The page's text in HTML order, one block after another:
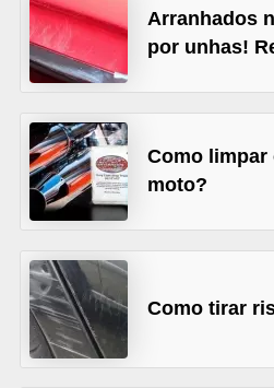
Arranhados
por unhas!
Como limpar
moto?
Como tirar
o
m
ó
v
e
i
s
v
e
í